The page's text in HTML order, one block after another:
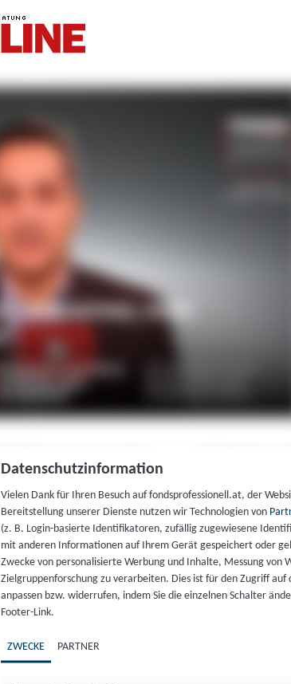
Datenschutzinformation
Vielen Dank für Ihren Besuch auf fondsprofessionell.at, der
Bereitstellung unserer Dienste nutzen wir Technologien von
(z. B. Login-basierte Identifikatoren, zufällig zugewiesene
mit anderen Informationen auf Ihrem Gerät gespeichert oder
Zwecke von personalisierte Werbung und Inhalte, Messung von
Zielgruppenforschung zu verarbeiten. Dies ist für den Zugriff
anpassen bzw. widerrufen, indem Sie die einzelnen Schalter
Footer-Link.
ZWECKE PARTNER